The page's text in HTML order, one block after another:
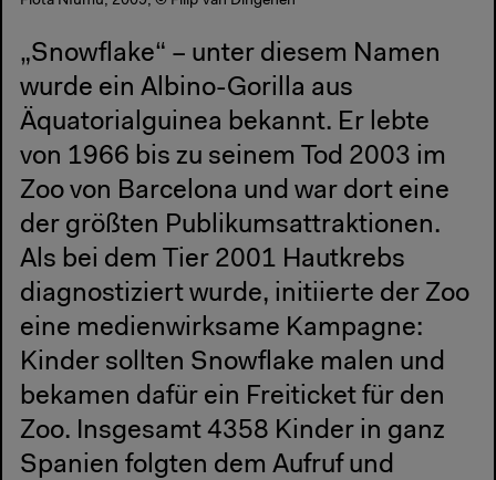
„Snowflake“ – unter diesem Namen
wurde ein Albino-Gorilla aus
Äquatorialguinea bekannt. Er lebte
von 1966 bis zu seinem Tod 2003 im
Zoo von Barcelona und war dort eine
der größten Publikumsattraktionen.
Als bei dem Tier 2001 Hautkrebs
diagnostiziert wurde, initiierte der Zoo
eine medienwirksame Kampagne:
Kinder sollten Snowflake malen und
bekamen dafür ein Freiticket für den
Zoo. Insgesamt 4358 Kinder in ganz
Spanien folgten dem Aufruf und